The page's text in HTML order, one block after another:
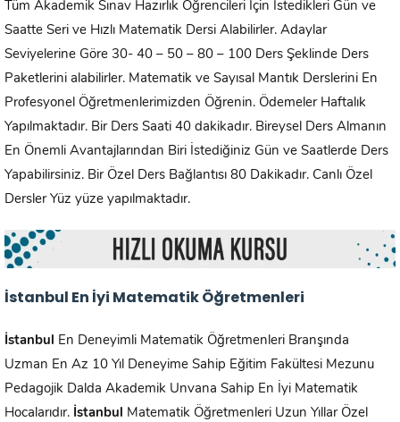
Tüm Akademik Sınav Hazırlık Öğrencileri İçin İstedikleri Gün ve
Saatte Seri ve Hızlı Matematik Dersi Alabilirler. Adaylar
Seviyelerine Göre 30- 40 – 50 – 80 – 100 Ders Şeklinde Ders
Paketlerini alabilirler. Matematik ve Sayısal Mantık Derslerini En
Profesyonel Öğretmenlerimizden Öğrenin. Ödemeler Haftalık
Yapılmaktadır. Bir Ders Saati 40 dakikadır. Bireysel Ders Almanın
En Önemli Avantajlarından Biri İstediğiniz Gün ve Saatlerde Ders
Yapabilirsiniz. Bir Özel Ders Bağlantısı 80 Dakikadır. Canlı Özel
Dersler Yüz yüze yapılmaktadır.
İstanbul En İyi Matematik Öğretmenleri
İstanbul En Deneyimli Matematik Öğretmenleri Branşında
Uzman En Az 10 Yıl Deneyime Sahip Eğitim Fakültesi Mezunu
Pedagojik Dalda Akademik Unvana Sahip En İyi Matematik
Hocalarıdır. İstanbul Matematik Öğretmenleri Uzun Yıllar Özel